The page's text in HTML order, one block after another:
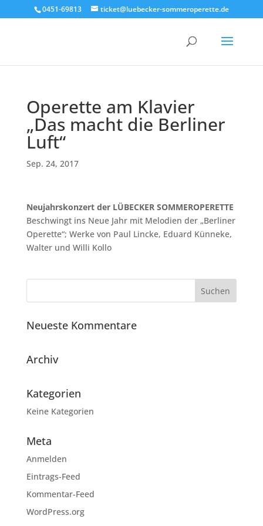
0451-69813 ticket@luebecker-sommeroperette.de
Operette am Klavier
„Das macht die Berliner
Luft“
Sep. 24, 2017
Neujahrskonzert der LÜBECKER SOMMEROPERETTE
Beschwingt ins Neue Jahr mit Melodien der „Berliner
Operette“; Werke von Paul Lincke, Eduard Künneke,
Walter und Willi Kollo
Neueste Kommentare
Archiv
Kategorien
Keine Kategorien
Meta
Anmelden
Eintrags-Feed
Kommentar-Feed
WordPress.org